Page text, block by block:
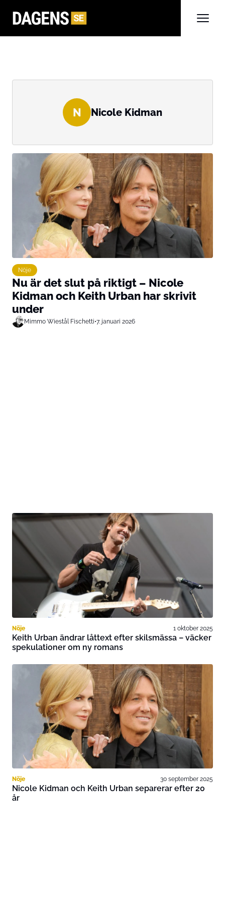
N Nicole Kidman
Nöje
Nu är det slut på riktigt – Nicole
Kidman och Keith Urban har skrivit
under
Mimmo Wiestål Fischetti•7. januari 2026
Nöje 1 oktober 2025
Keith Urban ändrar låttext efter skilsmässa – väcker
spekulationer om ny romans
Nöje 30 september 2025
Nicole Kidman och Keith Urban separerar efter 20
år